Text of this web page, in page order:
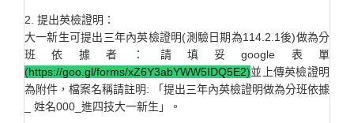
2. 提出英檢證明：
大一新生可提出三年內英檢證明(測驗日期為114.2.1後)做為分
班依據者：請填妥google表單
(https://goo.gl/forms/xZ6Y3abYWW5IDQ5E2)並上傳英檢證明
為附件，檔案名稱請註明: 「提出三年內英檢證明做為分班依據
_ 姓名000_進四技大一新生」。